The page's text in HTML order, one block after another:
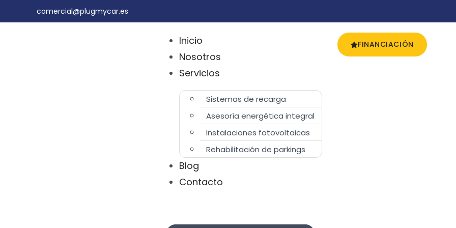
comercial@plugmycar.es
Inicio
Nosotros
Servicios
Sistemas de recarga
Asesoría energética integral
Instalaciones fotovoltaicas
Rehabilitación de parkings
Blog
Contacto
FINANCIACIÓN